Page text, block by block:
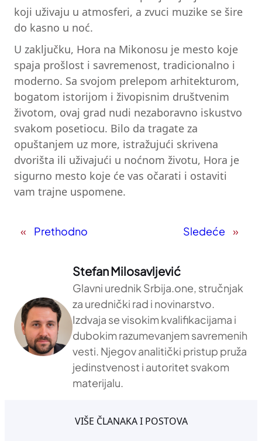
koji uživaju u atmosferi, a zvuci muzike se šire
do kasno u noć.
U zaključku, Hora na Mikonosu je mesto koje
spaja prošlost i savremenost, tradicionalno i
moderno. Sa svojom prelepom arhitekturom,
bogatom istorijom i živopisnim društvenim
životom, ovaj grad nudi nezaboravno iskustvo
svakom posetiocu. Bilo da tragate za
opuštanjem uz more, istražujući skrivena
dvorišta ili uživajući u noćnom životu, Hora je
sigurno mesto koje će vas očarati i ostaviti
vam trajne uspomene.
« Prethodno Sledeće »
Stefan Milosavljević
Glavni urednik Srbija.one, stručnjak
za urednički rad i novinarstvo.
Izdvaja se visokim kvalifikacijama i
dubokim razumevanjem savremenih
vesti. Njegov analitički pristup pruža
jedinstvenost i autoritet svakom
materijalu.
VIŠE ČLANAKA I POSTOVA